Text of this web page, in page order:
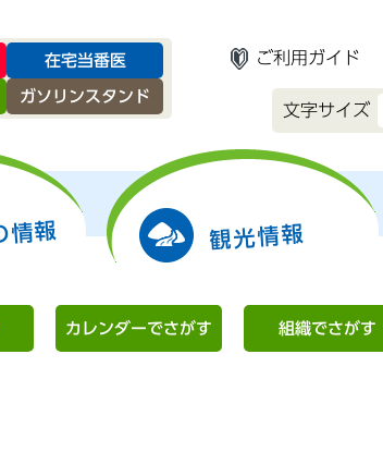
在宅当番医
ガソリンスタンド
ご利用ガイド
文字サイズ
情報 観光情報
カレンダーでさがす 組織でさがす